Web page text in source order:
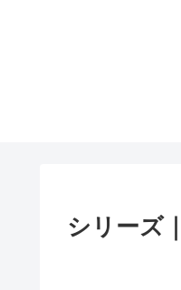
シリーズ